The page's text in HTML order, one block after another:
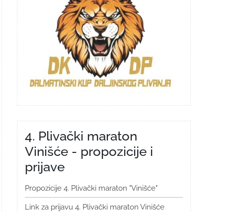
4. Plivački maraton
Vinišće - propozicije i
prijave
Propozicije 4. Plivački maraton "Vinišće"
Link za prijavu 4. Plivački maraton Vinišće